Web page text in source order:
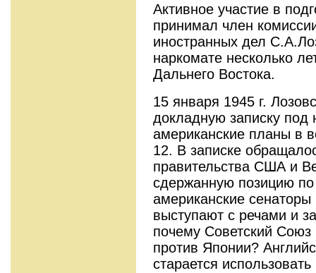
Активное участие в
принимал член
иностранных дел
наркомате несколько
Дальнего Востока.
15 января 1945 г.
докладную записку под
американские планы в
12. В записке
правительства США и
сдержанную позицию по
американские
выступают с речами и
почему Советский
против Японии?
старается